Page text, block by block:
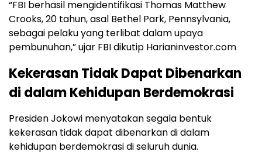
“FBI berhasil mengidentifikasi Thomas Matthew
Crooks, 20 tahun, asal Bethel Park, Pennsylvania,
sebagai pelaku yang terlibat dalam upaya
pembunuhan,” ujar FBI dikutip Harianinvestor.com
Kekerasan Tidak Dapat Dibenarkan
di dalam Kehidupan Berdemokrasi
Presiden Jokowi menyatakan segala bentuk
kekerasan tidak dapat dibenarkan di dalam
kehidupan berdemokrasi di seluruh dunia.